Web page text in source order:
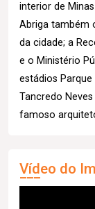
interior de
Abriga também
da cidade; a
e o Ministério
estádios
Tancredo
famoso
Vídeo do